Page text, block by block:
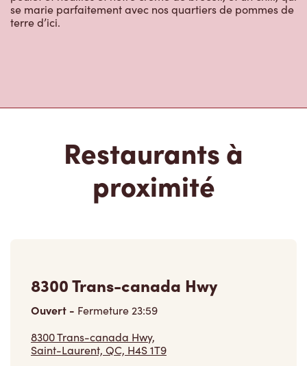
se marie parfaitement avec nos quartiers de pommes de
terre d’ici.
Restaurants à
proximité
8300 Trans-canada Hwy
Ouvert - Fermeture23:59
8300 Trans-canada Hwy,
Saint-Laurent, QC, H4S 1T9